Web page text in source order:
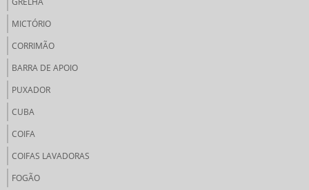
MICTÓRIO
CORRIMÃO
BARRA DE APOIO
PUXADOR
CUBA
COIFA
COIFAS LAVADORAS
FOGÃO